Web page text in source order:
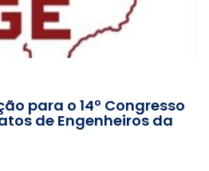
para o 14º Congresso
de Engenheiros da